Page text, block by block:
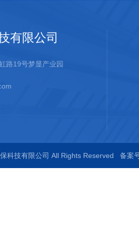
有限公司
路19号梦显产业园
科技有限公司 All Rights Reserved 备案